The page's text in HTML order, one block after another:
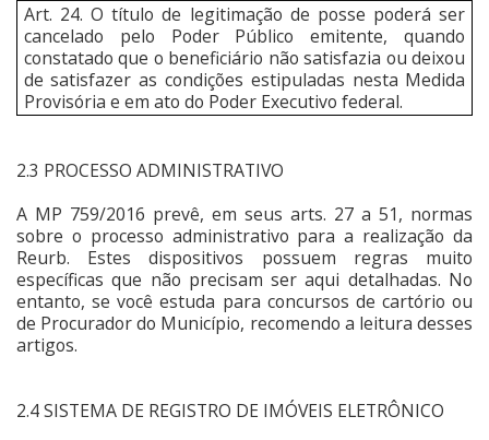
Art. 24. O título de legitimação de posse poderá ser
cancelado pelo Poder Público emitente, quando
constatado que o beneficiário não satisfazia ou deixou
de satisfazer as condições estipuladas nesta Medida
Provisória e em ato do Poder Executivo federal.
2.3 PROCESSO ADMINISTRATIVO
A MP 759/2016 prevê, em seus arts. 27 a 51, normas
sobre o processo administrativo para a realização da
Reurb. Estes dispositivos possuem regras muito
específicas que não precisam ser aqui detalhadas. No
entanto, se você estuda para concursos de cartório ou
de Procurador do Município, recomendo a leitura desses
artigos.
2.4 SISTEMA DE REGISTRO DE IMÓVEIS ELETRÔNICO